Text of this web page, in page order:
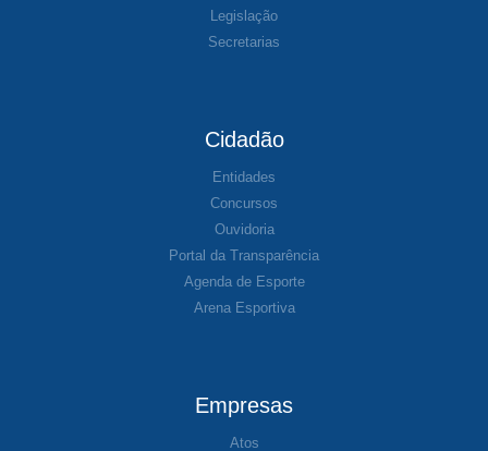
Legislação
Secretarias
Cidadão
Entidades
Concursos
Ouvidoria
Portal da Transparência
Agenda de Esporte
Arena Esportiva
Empresas
Atos